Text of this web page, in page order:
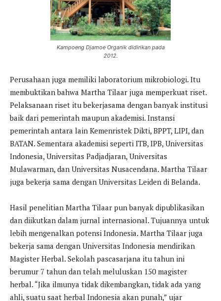
Kampoeng Djamoe Organik didirikan pada
2012.
Perusahaan juga memiliki laboratorium mikrobiologi. Itu
membuktikan bahwa Martha Tilaar juga memperkuat riset.
Pelaksanaan riset itu bekerjasama dengan banyak institusi
baik dari pemerintah maupun akademisi. Instansi
pemerintah antara lain Kemenristek Dikti, BPPT, LIPI, dan
BATAN. Sementara akademisi seperti ITB, IPB, Universitas
Indonesia, Universitas Padjadjaran, Universitas
Mulawarman, dan Universitas Nusacendana. Martha Tilaar
juga bekerja sama dengan Universitas Leiden di Belanda.
Hasil penelitian Martha Tilaar pun banyak dipublikasikan
dan diikutkan dalam jurnal internasional. Tujuannya untuk
lebih mengenalkan potensi Indonesia. Martha Tilaar juga
bekerja sama dengan Universitas Indonesia mendirikan
Magister Herbal. Sekolah pascasarjana itu tahun ini
berumur 7 tahun dan telah meluluskan 150 magister
herbal. “Jika ilmunya tidak dikembangkan, tidak ada yang
ahli, suatu saat herbal Indonesia akan punah,” ujar